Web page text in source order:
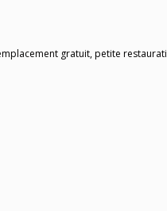
gratuit, petite